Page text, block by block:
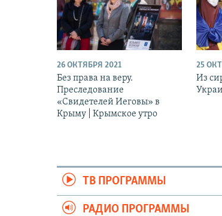
26 ОКТЯБРЯ 2021
Без права на веру.
Преследование
«Свидетелей Иеговы» в
Крыму | Крымское утро
25
Из
ТВ ПРОГРАММЫ
РАДИО ПРОГРАММЫ